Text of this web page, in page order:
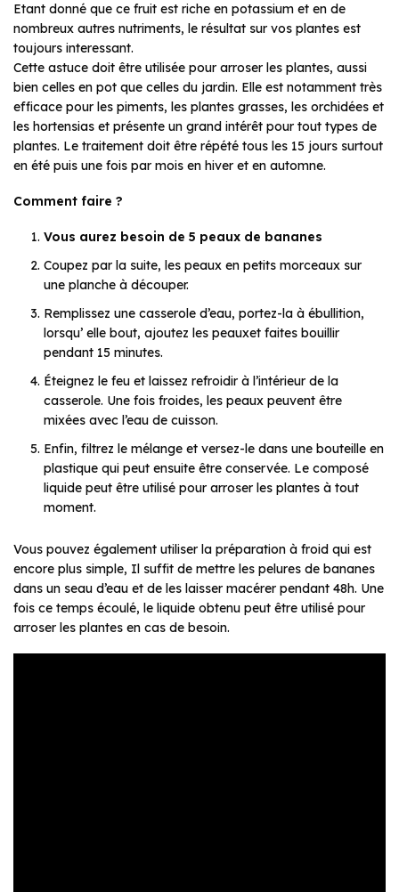
Etant donné que ce fruit est riche en potassium et en de
nombreux autres nutriments, le résultat sur vos plantes est
toujours interessant.
Cette astuce doit être utilisée pour arroser les plantes, aussi
bien celles en pot que celles du jardin. Elle est notamment très
efficace pour les piments, les plantes grasses, les orchidées et
les hortensias et présente un grand intérêt pour tout types de
plantes. Le traitement doit être répété tous les 15 jours surtout
en été puis une fois par mois en hiver et en automne.
Comment faire ?
Vous aurez besoin de 5 peaux de bananes
Coupez par la suite, les peaux en petits morceaux sur
une planche à découper.
Remplissez une casserole d’eau, portez-la à ébullition,
lorsqu’ elle bout, ajoutez les peauxet faites bouillir
pendant 15 minutes.
Éteignez le feu et laissez refroidir à l’intérieur de la
casserole. Une fois froides, les peaux peuvent être
mixées avec l’eau de cuisson.
Enfin, filtrez le mélange et versez-le dans une bouteille en
plastique qui peut ensuite être conservée. Le composé
liquide peut être utilisé pour arroser les plantes à tout
moment.
Vous pouvez également utiliser la préparation à froid qui est
encore plus simple, Il suffit de mettre les pelures de bananes
dans un seau d’eau et de les laisser macérer pendant 48h. Une
fois ce temps écoulé, le liquide obtenu peut être utilisé pour
arroser les plantes en cas de besoin.